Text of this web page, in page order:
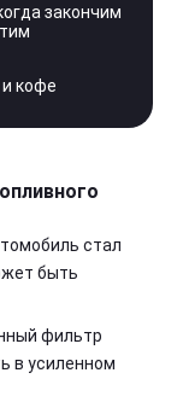
закончим
кофе
стал
быть
фильтр
в усиленном